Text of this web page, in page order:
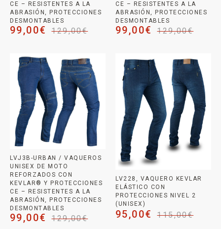
CE – RESISTENTES A LA
ABRASIÓN, PROTECCIONES
DESMONTABLES
129,00€
99,00€
CE – RESISTENTES A LA
ABRASIÓN, PROTECCIONES
DESMONTABLES
129,00€
99,00€
LVJ3B-URBAN / VAQUEROS
UNISEX DE MOTO
REFORZADOS CON
KEVLAR® Y PROTECCIONES
CE – RESISTENTES A LA
ABRASIÓN, PROTECCIONES
DESMONTABLES
129,00€
99,00€
LV228, VAQUERO KEVLAR
ELÁSTICO CON
PROTECCIONES NIVEL 2
(UNISEX)
115,00€
95,00€